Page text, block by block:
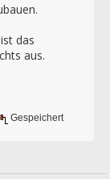
das
aus.
Gespeichert